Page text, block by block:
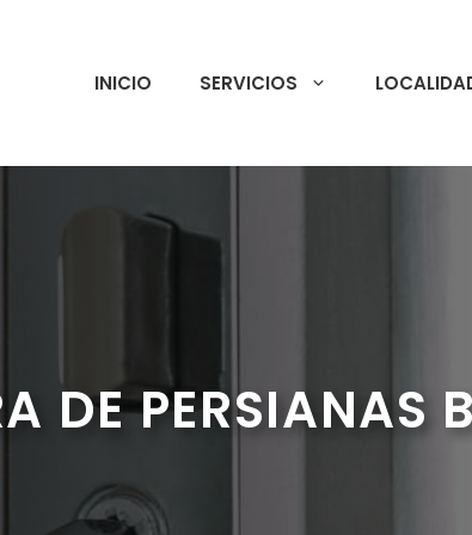
INICIO SERVICIOS
DE PERSIANAS